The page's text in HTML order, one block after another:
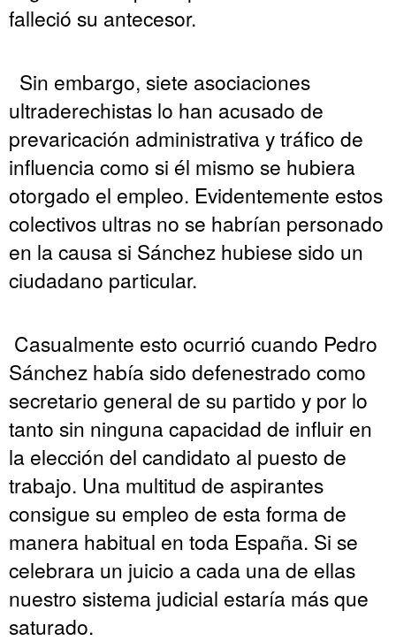
falleció su antecesor.
Sin embargo, siete asociaciones
ultraderechistas lo han acusado de
prevaricación administrativa y tráfico de
influencia como si él mismo se hubiera
otorgado el empleo. Evidentemente estos
colectivos ultras no se habrían personado
en la causa si Sánchez hubiese sido un
ciudadano particular.
Casualmente esto ocurrió cuando Pedro
Sánchez había sido defenestrado como
secretario general de su partido y por lo
tanto sin ninguna capacidad de influir en
la elección del candidato al puesto de
trabajo. Una multitud de aspirantes
consigue su empleo de esta forma de
manera habitual en toda España. Si se
celebrara un juicio a cada una de ellas
nuestro sistema judicial estaría más que
saturado.